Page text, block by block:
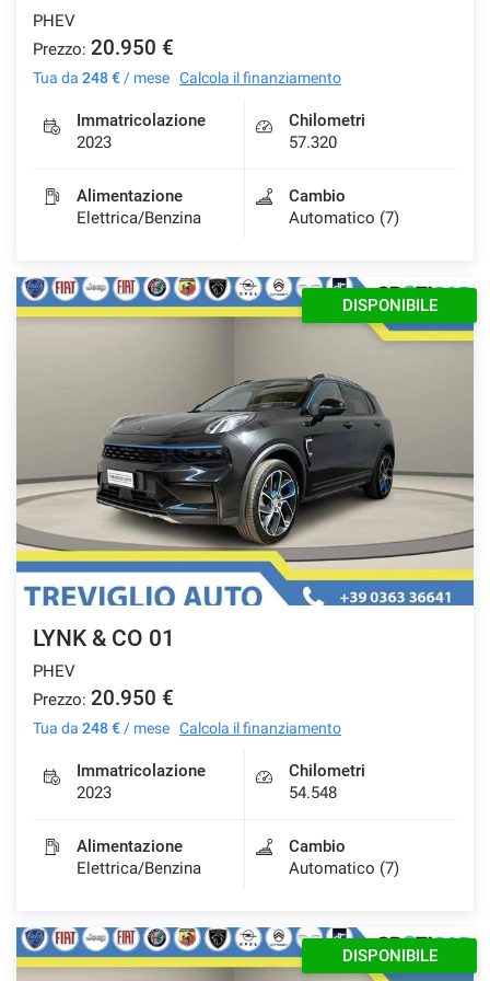
PHEV
Prezzo: 20.950 €
Tua da 248 € / mese Calcola il finanziamento
Immatricolazione
2023
Chilometri
57.320
Alimentazione
Elettrica/Benzina
Cambio
Automatico (7)
DISPONIBILE
LYNK & CO 01
PHEV
Prezzo: 20.950 €
Tua da 248 € / mese Calcola il finanziamento
Immatricolazione
2023
Chilometri
54.548
Alimentazione
Elettrica/Benzina
Cambio
Automatico (7)
DISPONIBILE
Cookie per il miglioramento dell'esperienza utente
Cookie analitici
cookie
policy
Salva
le
impostazioni